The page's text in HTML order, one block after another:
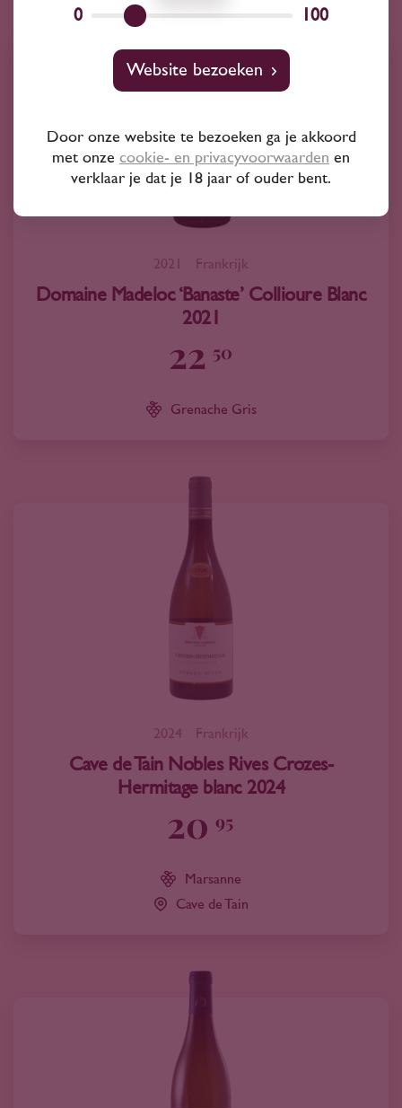
2021 Frankrijk
Domaine Madeloc ‘Banaste’ Collioure Blanc
2021
22 50
Grenache Gris
2024 Frankrijk
Cave de Tain Nobles Rives Crozes-
Hermitage blanc 2024
20 95
Marsanne
Cave de Tain
0 100
Website bezoeken
Door onze website te bezoeken ga je akkoord
met onze cookie- en privacyvoorwaarden en
verklaar je dat je 18 jaar of ouder bent.